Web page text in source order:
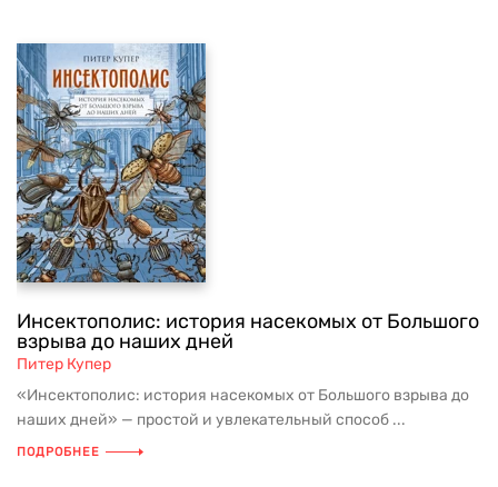
Инсектополис: история насекомых от Большого
взрыва до наших дней
Питер Купер
«Инсектополис: история насекомых от Большого взрыва до
наших дней» — простой и увлекательный способ ...
ПОДРОБНЕЕ